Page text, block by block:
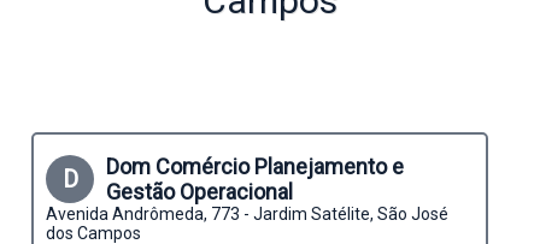
D
Dom Comércio Planejamento e
Gestão Operacional
Avenida Andrômeda, 773 - Jardim Satélite, São José
dos Campos